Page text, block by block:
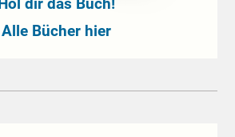
Alle Bücher hier